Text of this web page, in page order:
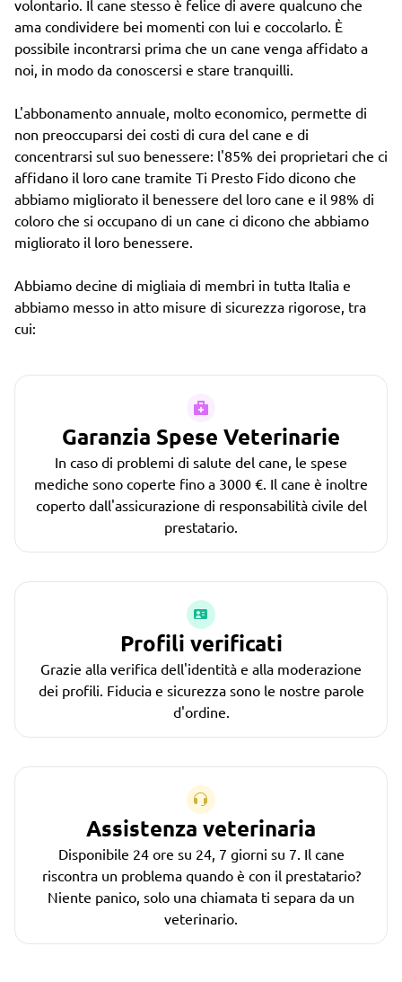
volontario. Il cane stesso è felice di avere qualcuno che
ama condividere bei momenti con lui e coccolarlo. È
possibile incontrarsi prima che un cane venga affidato a
noi, in modo da conoscersi e stare tranquilli.
L'abbonamento annuale, molto economico, permette di
non preoccuparsi dei costi di cura del cane e di
concentrarsi sul suo benessere: l'85% dei proprietari che ci
affidano il loro cane tramite Ti Presto Fido dicono che
abbiamo migliorato il benessere del loro cane e il 98% di
coloro che si occupano di un cane ci dicono che abbiamo
migliorato il loro benessere.
Abbiamo decine di migliaia di membri in tutta Italia e
abbiamo messo in atto misure di sicurezza rigorose, tra
cui:
Garanzia Spese Veterinarie
In caso di problemi di salute del cane, le spese
mediche sono coperte fino a 3000 €. Il cane è inoltre
coperto dall'assicurazione di responsabilità civile del
prestatario.
Profili verificati
Grazie alla verifica dell'identità e alla moderazione
dei profili. Fiducia e sicurezza sono le nostre parole
d'ordine.
Assistenza veterinaria
Disponibile 24 ore su 24, 7 giorni su 7. Il cane
riscontra un problema quando è con il prestatario?
Niente panico, solo una chiamata ti separa da un
veterinario.